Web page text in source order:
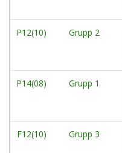
P12(10) Grupp 2
P14(08) Grupp 1
F12(10) Grupp 3